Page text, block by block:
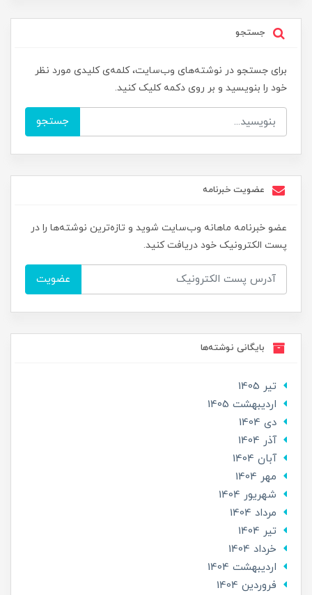
جستجو
برای جستجو در نوشته‌های وب‌سایت، کلمه‌ی کلیدی مورد نظر
خود را بنویسید و بر روی دکمه کلیک کنید.
جستجو
عضویت خبرنامه
عضو خبرنامه ماهانه وب‌سایت شوید و تازه‌ترین نوشته‌ها را در
پست الکترونیک خود دریافت کنید.
عضویت
بایگانی نوشته‌ها
تير 1405
ارديبهشت 1405
دی 1404
آذر 1404
آبان 1404
مهر 1404
شهریور 1404
مرداد 1404
تير 1404
خرداد 1404
ارديبهشت 1404
فروردین 1404